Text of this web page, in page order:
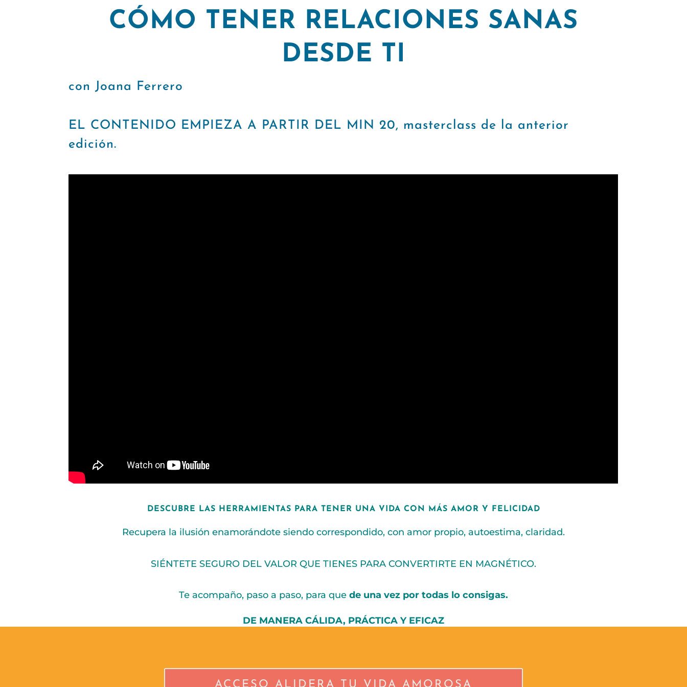
CÓMO TENER RELACIONES SANAS
DESDE TI
con Joana Ferrero
EL CONTENIDO EMPIEZA A PARTIR DEL MIN 20, masterclass de la anterior
edición.
DESCUBRE LAS HERRAMIENTAS PARA TENER UNA VIDA CON MÁS AMOR Y FELICIDAD
Recupera la ilusión enamorándote siendo correspondido, con amor propio, autoestima, claridad.
SIÉNTETE SEGURO DEL VALOR QUE TIENES PARA CONVERTIRTE EN MAGNÉTICO.
Te acompaño, paso a paso, para que de una vez por todas lo consigas.
DE MANERA CÁLIDA, PRÁCTICA Y EFICAZ